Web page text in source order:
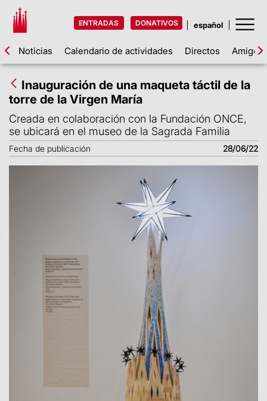
ENTRADAS DONATIVOS
Noticias Calendario de actividades Directos Amigos
Inauguración de una maqueta táctil de la
torre de la Virgen María
Creada en colaboración con la Fundación ONCE,
se ubicará en el museo de la Sagrada Familia
Fecha de publicación 28/06/22